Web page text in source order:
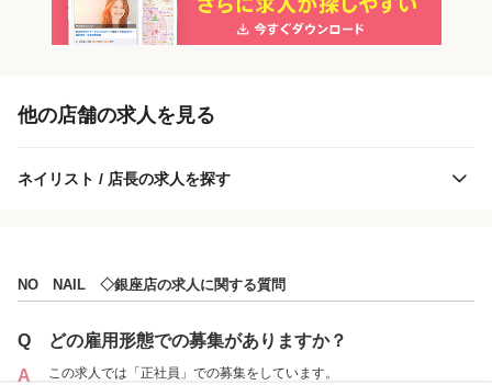
「正社員」を募集している店舗
NO NAIL ◇銀座店
他の店舗の求人を見る
ネイリスト / 店長の求人を探す
NO NAIL ◇銀座店の求人に関する質問
Q
どの雇用形態での募集がありますか？
A
この求人では「正社員」での募集をしています。